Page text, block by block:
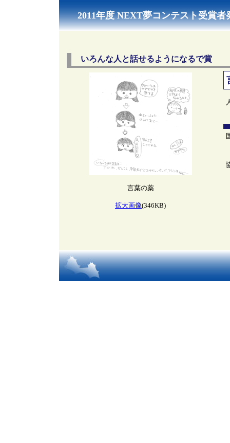
2011年度 NEXT夢コンテスト受賞者
いろんな人と話せるようになるで賞
言葉の薬
拡大画像(346KB)